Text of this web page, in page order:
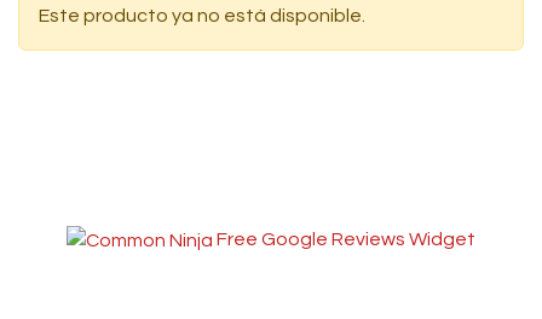
Este producto ya no está disponible.
Free Google Reviews Widget